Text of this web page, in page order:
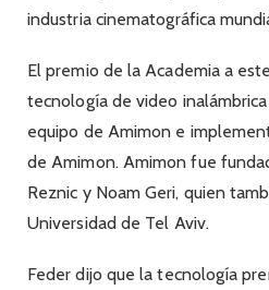
industria cinematográfica
El premio de la Academia a
tecnología de video
equipo de Amimon e
de Amimon. Amimon fue
Reznic y Noam Geri, quien
Universidad de Tel Aviv.
Feder dijo que la tecnología